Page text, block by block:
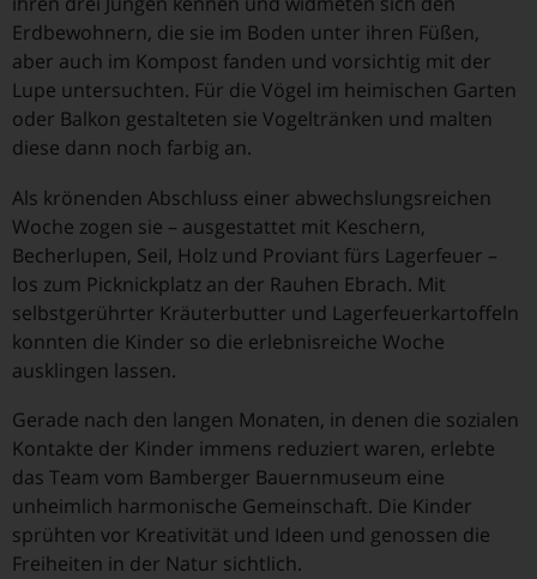
Erdbewohnern, die sie im Boden unter ihren Füßen,
aber auch im Kompost fanden und vorsichtig mit der
Lupe untersuchten. Für die Vögel im heimischen Garten
oder Balkon gestalteten sie Vogeltränken und malten
diese dann noch farbig an.
Als krönenden Abschluss einer abwechslungsreichen
Woche zogen sie – ausgestattet mit Keschern,
Becherlupen, Seil, Holz und Proviant fürs Lagerfeuer –
los zum Picknickplatz an der Rauhen Ebrach. Mit
selbstgerührter Kräuterbutter und Lagerfeuerkartoffeln
konnten die Kinder so die erlebnisreiche Woche
ausklingen lassen.
Gerade nach den langen Monaten, in denen die sozialen
Kontakte der Kinder immens reduziert waren, erlebte
das Team vom Bamberger Bauernmuseum eine
unheimlich harmonische Gemeinschaft. Die Kinder
sprühten vor Kreativität und Ideen und genossen die
Freiheiten in der Natur sichtlich.